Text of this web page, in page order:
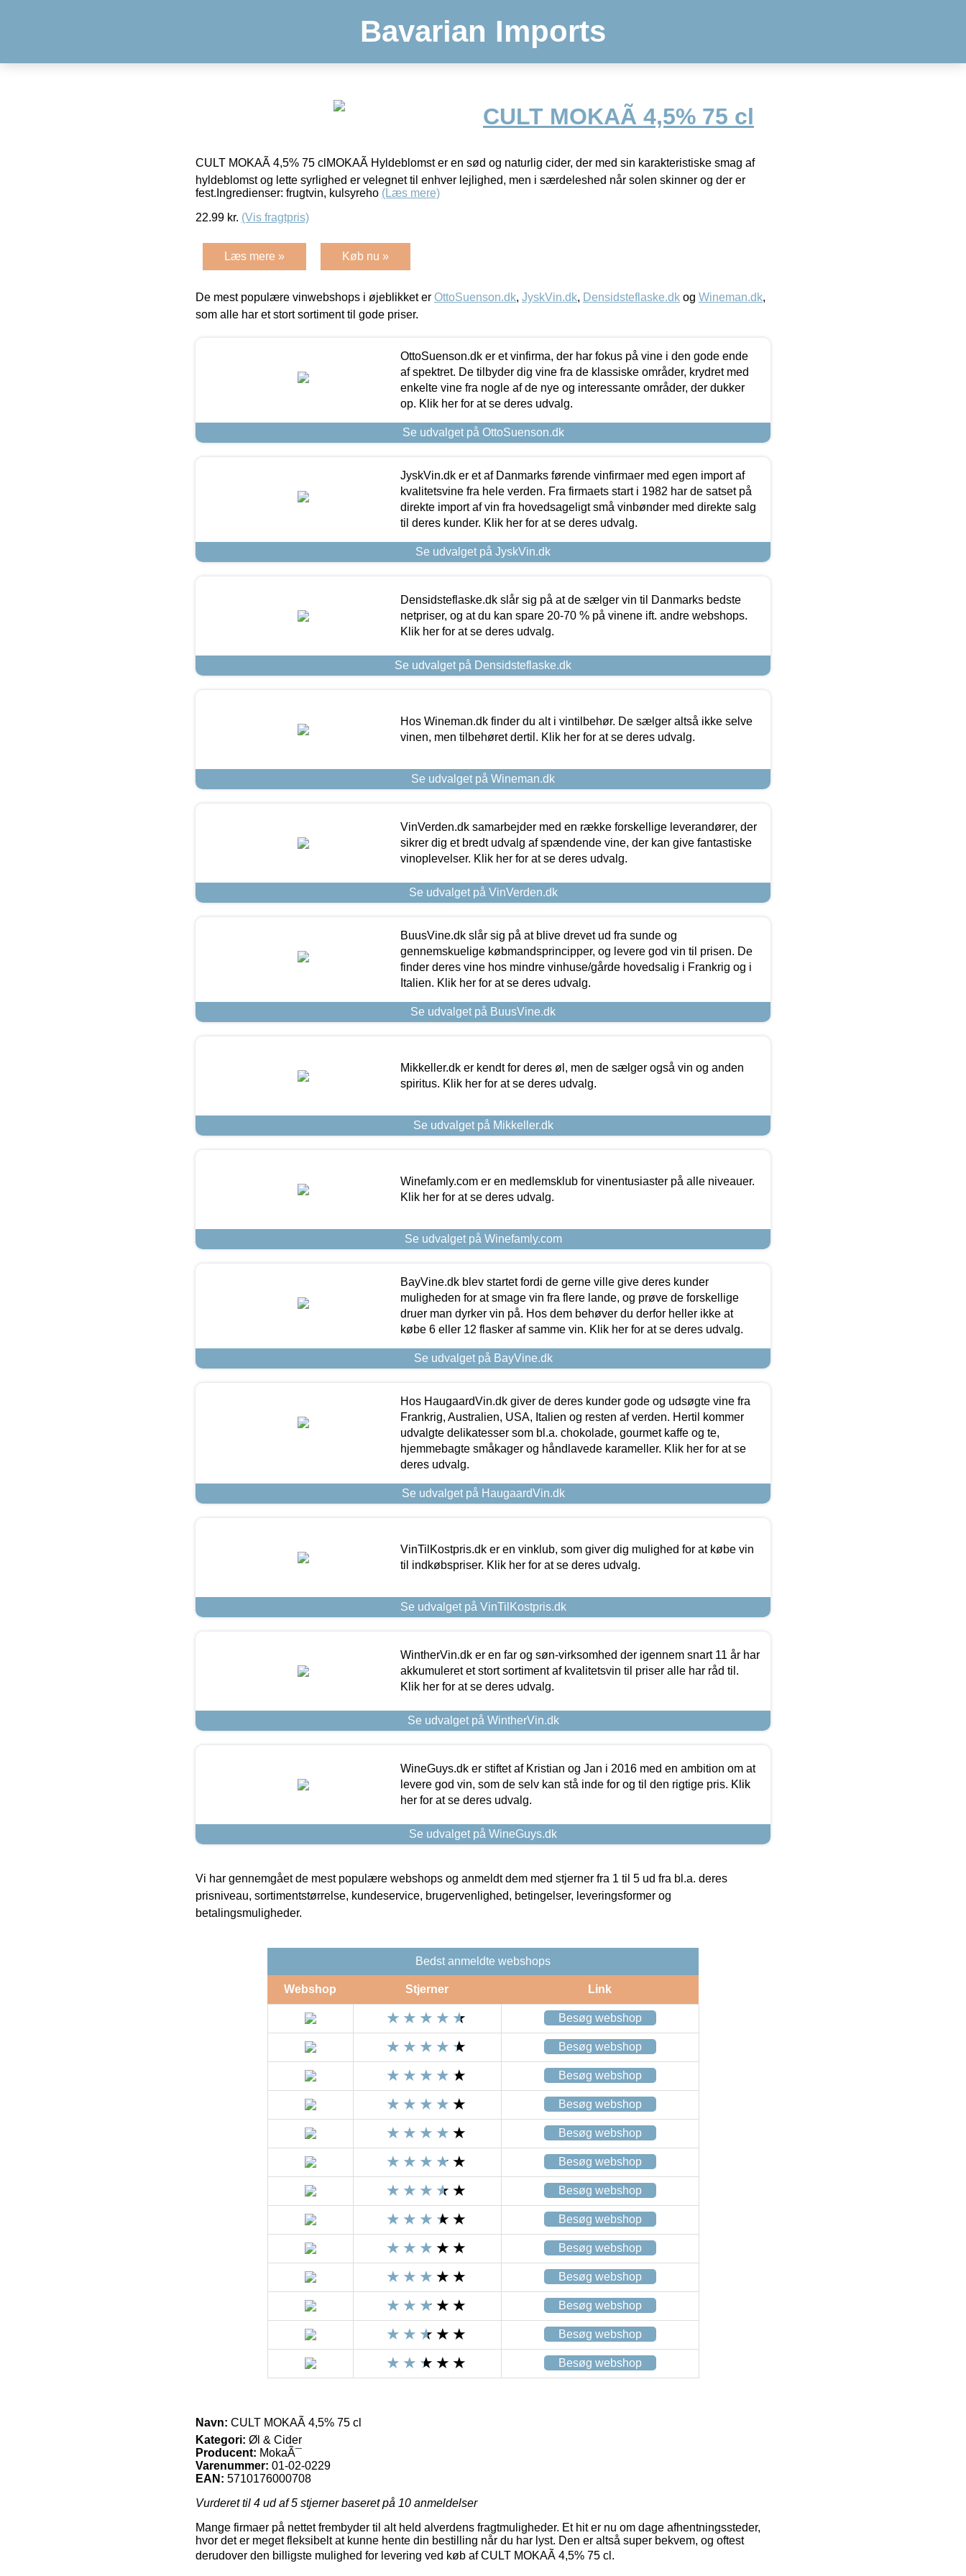
Bavarian Imports
CULT MOKAÃ 4,5% 75 cl
CULT MOKAÃ 4,5% 75 clMOKAÃ Hyldeblomst er en sød og naturlig cider, der med sin karakteristiske smag af
hyldeblomst og lette syrlighed er velegnet til enhver lejlighed, men i særdeleshed når solen skinner og der er
fest.Ingredienser: frugtvin, kulsyreho (Læs mere)
22.99 kr. (Vis fragtpris)
Læs mere » Køb nu »
De mest populære vinwebshops i øjeblikket er OttoSuenson.dk, JyskVin.dk, Densidsteflaske.dk og Wineman.dk,
som alle har et stort sortiment til gode priser.
OttoSuenson.dk er et vinfirma, der har fokus på vine i den gode ende
af spektret. De tilbyder dig vine fra de klassiske områder, krydret med
enkelte vine fra nogle af de nye og interessante områder, der dukker
op. Klik her for at se deres udvalg.
Se udvalget på OttoSuenson.dk
JyskVin.dk er et af Danmarks førende vinfirmaer med egen import af
kvalitetsvine fra hele verden. Fra firmaets start i 1982 har de satset på
direkte import af vin fra hovedsageligt små vinbønder med direkte salg
til deres kunder. Klik her for at se deres udvalg.
Se udvalget på JyskVin.dk
Densidsteflaske.dk slår sig på at de sælger vin til Danmarks bedste
netpriser, og at du kan spare 20-70 % på vinene ift. andre webshops.
Klik her for at se deres udvalg.
Se udvalget på Densidsteflaske.dk
Hos Wineman.dk finder du alt i vintilbehør. De sælger altså ikke selve
vinen, men tilbehøret dertil. Klik her for at se deres udvalg.
Se udvalget på Wineman.dk
VinVerden.dk samarbejder med en række forskellige leverandører, der
sikrer dig et bredt udvalg af spændende vine, der kan give fantastiske
vinoplevelser. Klik her for at se deres udvalg.
Se udvalget på VinVerden.dk
BuusVine.dk slår sig på at blive drevet ud fra sunde og
gennemskuelige købmandsprincipper, og levere god vin til prisen. De
finder deres vine hos mindre vinhuse/gårde hovedsalig i Frankrig og i
Italien. Klik her for at se deres udvalg.
Se udvalget på BuusVine.dk
Mikkeller.dk er kendt for deres øl, men de sælger også vin og anden
spiritus. Klik her for at se deres udvalg.
Se udvalget på Mikkeller.dk
Winefamly.com er en medlemsklub for vinentusiaster på alle niveauer.
Klik her for at se deres udvalg.
Se udvalget på Winefamly.com
BayVine.dk blev startet fordi de gerne ville give deres kunder
muligheden for at smage vin fra flere lande, og prøve de forskellige
druer man dyrker vin på. Hos dem behøver du derfor heller ikke at
købe 6 eller 12 flasker af samme vin. Klik her for at se deres udvalg.
Se udvalget på BayVine.dk
Hos HaugaardVin.dk giver de deres kunder gode og udsøgte vine fra
Frankrig, Australien, USA, Italien og resten af verden. Hertil kommer
udvalgte delikatesser som bl.a. chokolade, gourmet kaffe og te,
hjemmebagte småkager og håndlavede karameller. Klik her for at se
deres udvalg.
Se udvalget på HaugaardVin.dk
VinTilKostpris.dk er en vinklub, som giver dig mulighed for at købe vin
til indkøbspriser. Klik her for at se deres udvalg.
Se udvalget på VinTilKostpris.dk
WintherVin.dk er en far og søn-virksomhed der igennem snart 11 år har
akkumuleret et stort sortiment af kvalitetsvin til priser alle har råd til.
Klik her for at se deres udvalg.
Se udvalget på WintherVin.dk
WineGuys.dk er stiftet af Kristian og Jan i 2016 med en ambition om at
levere god vin, som de selv kan stå inde for og til den rigtige pris. Klik
her for at se deres udvalg.
Se udvalget på WineGuys.dk
Vi har gennemgået de mest populære webshops og anmeldt dem med stjerner fra 1 til 5 ud fra bl.a. deres
prisniveau, sortimentstørrelse, kundeservice, brugervenlighed, betingelser, leveringsformer og
betalingsmuligheder.
Bedst anmeldte webshops
Webshop Stjerner Link
Besøg webshop
Besøg webshop
Besøg webshop
Besøg webshop
Besøg webshop
Besøg webshop
Besøg webshop
Besøg webshop
Besøg webshop
Besøg webshop
Besøg webshop
Besøg webshop
Besøg webshop
Navn: CULT MOKAÃ 4,5% 75 cl
Kategori: Øl & Cider
Producent: MokaÃ¯
Varenummer: 01-02-0229
EAN: 5710176000708
Vurderet til 4 ud af 5 stjerner baseret på 10 anmeldelser
Mange firmaer på nettet frembyder til alt held alverdens fragtmuligheder. Et hit er nu om dage afhentningssteder,
hvor det er meget fleksibelt at kunne hente din bestilling når du har lyst. Den er altså super bekvem, og oftest
derudover den billigste mulighed for levering ved køb af CULT MOKAÃ 4,5% 75 cl.